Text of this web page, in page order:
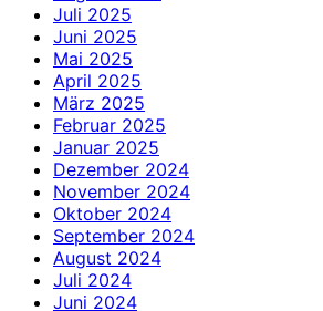
Juli 2025
Juni 2025
Mai 2025
April 2025
März 2025
Februar 2025
Januar 2025
Dezember 2024
November 2024
Oktober 2024
September 2024
August 2024
Juli 2024
Juni 2024